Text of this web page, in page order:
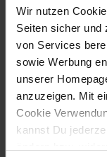
Wir nutzen
Seiten sicher und
von Services
sowie Werbung
unserer
anzuzeigen. Mit
Cookie
kannst Du
Unsere